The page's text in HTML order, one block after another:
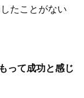
たことがない
って成功と感じ